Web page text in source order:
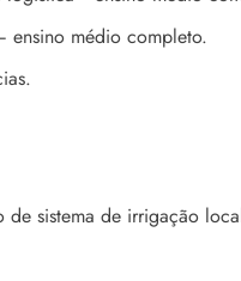
ensino médio completo.
sistema de irrigação